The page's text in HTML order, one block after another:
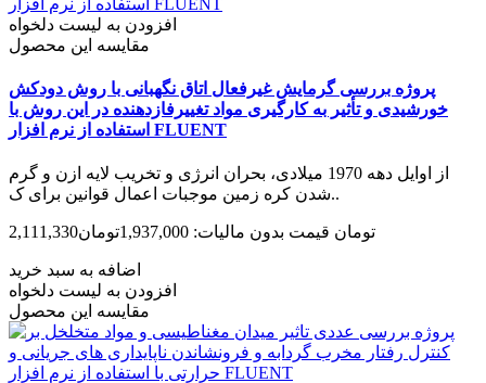
افزودن به لیست دلخواه
مقایسه این محصول
پروژه بررسی گرمایش غیرفعال اتاق نگهبانی با روش دودکش
خورشیدی و تأثیر به کارگیری مواد تغییرفاز‌دهنده در این روش با
استفاده از نرم افزار FLUENT
از اوایل دهه 1970 میلادی، بحران انرژی و تخریب لایه ازن و گرم
شدن کره زمین موجبات اعمال قوانین برای ک..
2,111,330تومان قیمت بدون مالیات: 1,937,000تومان
اضافه به سبد خرید
افزودن به لیست دلخواه
مقایسه این محصول